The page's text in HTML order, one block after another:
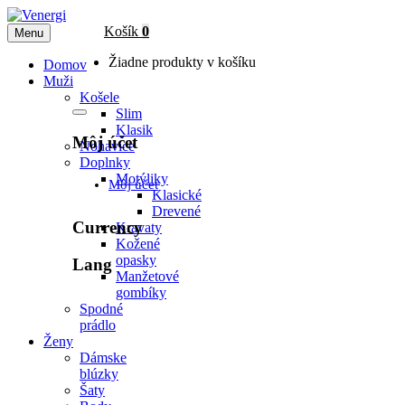
Menu
Domov
Muži
Košele
Slim
Klasik
Nohavice
Doplnky
Motýliky
Klasické
Drevené
Kravaty
Kožené
opasky
Manžetové
gombíky
Spodné
prádlo
Ženy
Dámske
blúzky
Šaty
Košík 0
Žiadne produkty v košíku
Môj účet
Môj účet
Currency
Lang